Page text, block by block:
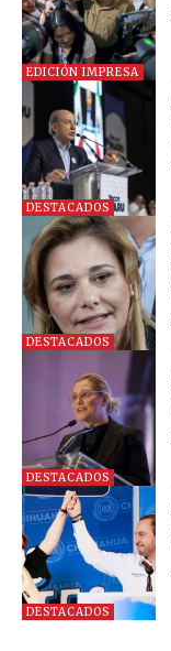
EDICIÓN IMPRESA
DESTACADOS
DESTACADOS
DESTACADOS
DESTACADOS